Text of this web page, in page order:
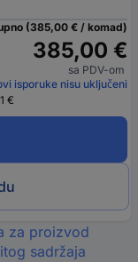
(385,00 € / komad)
385,00 €
sa PDV-om
isporuke nisu uključeni
€
za proizvod
sadržaja